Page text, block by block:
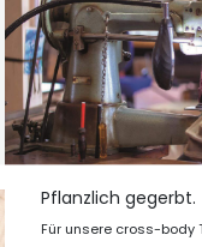
Pflanzlich gegerbt.
Für unsere cross-body